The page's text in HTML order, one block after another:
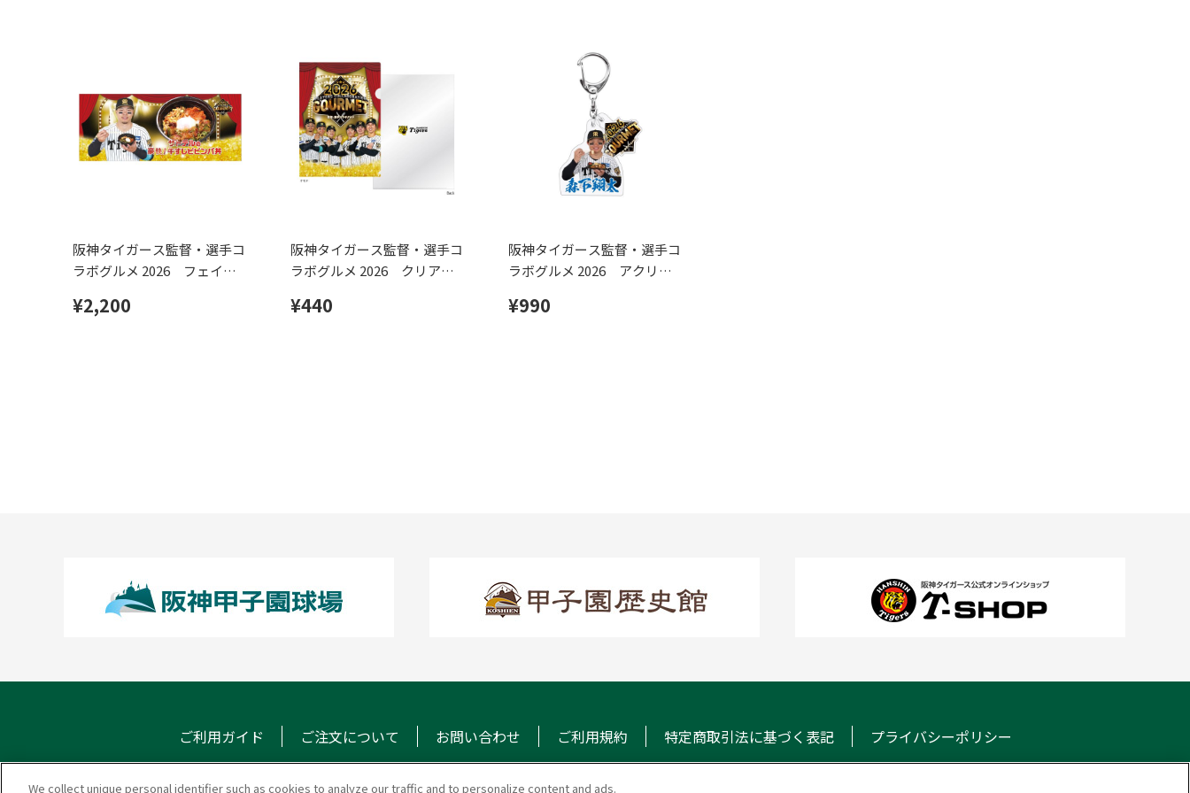
阪神タイガース監督・選手コ
ラボグルメ 2026 フェイス
¥2,200
阪神タイガース監督・選手コ
ラボグルメ 2026 クリアフ
¥440
阪神タイガース監督・選手コ
ラボグルメ 2026 アクリル
¥990
ご利用ガイド ご注文について お問い合わせ ご利用規約 特定商取引法に基づく表記 プライバシーポリシー
We collect unique personal identifier such as cookies to analyze our traffic and to personalize content and ads.